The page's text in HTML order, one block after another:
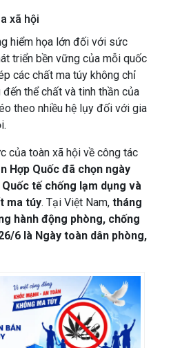
xã hội
hiểm họa lớn đối với sức
triển bền vững của mỗi quốc
các chất ma túy không chỉ
thể chất và tinh thần của
theo nhiều hệ lụy đối với gia
của toàn xã hội về công tác
Hợp Quốc đã chọn ngày
tế chống lạm dụng và
ma túy. Tại Việt Nam, tháng
hành động phòng, chống
6 là Ngày toàn dân phòng,